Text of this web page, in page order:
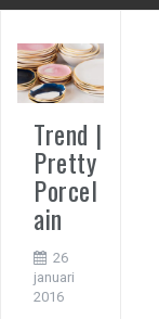
Trend |
Pretty
Porcel
ain
26
januari
2016